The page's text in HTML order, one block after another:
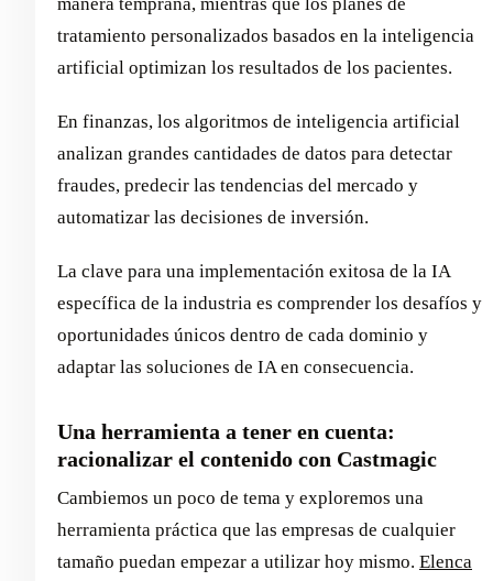
tratamiento personalizados basados en la inteligencia
artificial optimizan los resultados de los pacientes.
En finanzas, los algoritmos de inteligencia artificial
analizan grandes cantidades de datos para detectar
fraudes, predecir las tendencias del mercado y
automatizar las decisiones de inversión.
La clave para una implementación exitosa de la IA
específica de la industria es comprender los desafíos y
oportunidades únicos dentro de cada dominio y
adaptar las soluciones de IA en consecuencia.
Una herramienta a tener en cuenta:
racionalizar el contenido con Castmagic
Cambiemos un poco de tema y exploremos una
herramienta práctica que las empresas de cualquier
tamaño puedan empezar a utilizar hoy mismo. Elenca